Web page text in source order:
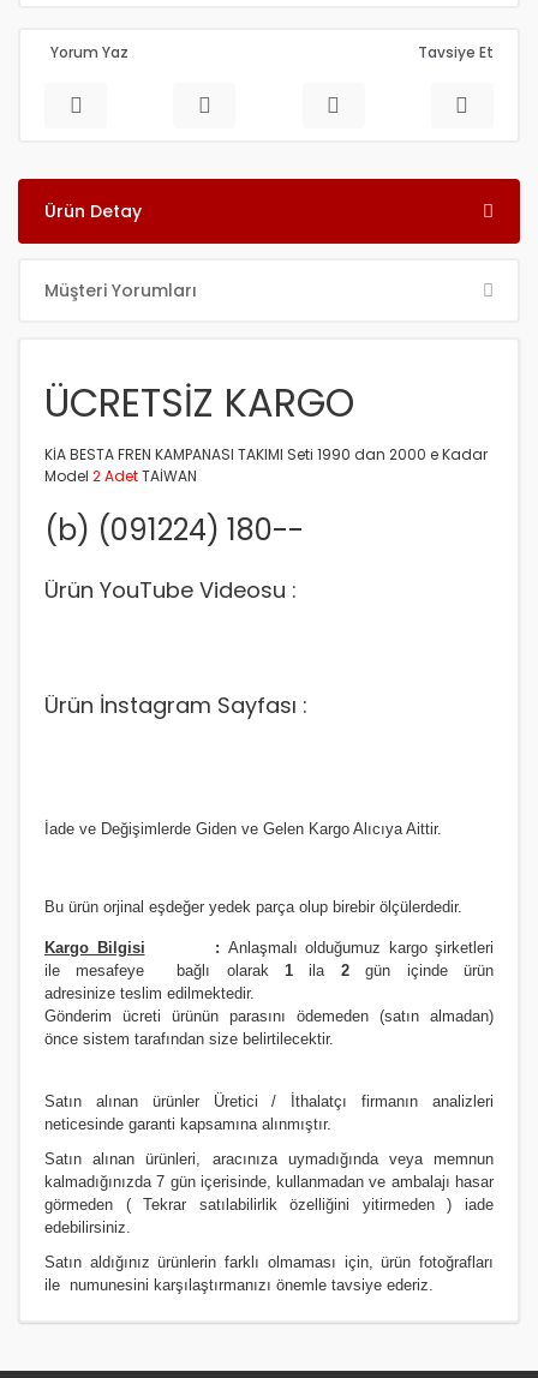
Yorum Yaz Tavsiye Et
Ürün Detay
Müşteri Yorumları
ÜCRETSİZ KARGO
KİA BESTA FREN KAMPANASI TAKIMI Seti 1990 dan 2000 e Kadar
Model 2 AdetTAİWAN
(b) (091224) 180--
Ürün YouTube Videosu :
Ürün İnstagram Sayfası :
İade ve Değişimlerde Giden ve Gelen Kargo Alıcıya Aittir.
Bu ürün orjinal eşdeğer yedek parça olup birebir ölçülerdedir.
Kargo Bilgisi : Anlaşmalı olduğumuz kargo şirketleri
ile mesafeye bağlı olarak1 ila 2gün içinde ürün
adresinize teslim edilmektedir.
Gönderim ücreti ürünün parasını ödemeden (satın almadan)
önce sistem tarafından size belirtilecektir.
Satın alınan ürünler Üretici / İthalatçı firmanın analizleri
neticesinde garanti kapsamına alınmıştır.
Satın alınan ürünleri, aracınıza uymadığında veya memnun
kalmadığınızda 7 gün içerisinde, kullanmadan ve ambalajı hasar
görmeden ( Tekrar satılabilirlik özelliğini yitirmeden ) iade
edebilirsiniz.
Satın aldığınız ürünlerin farklı olmaması için, ürün fotoğrafları
ile numunesini karşılaştırmanızı önemle tavsiye ederiz.